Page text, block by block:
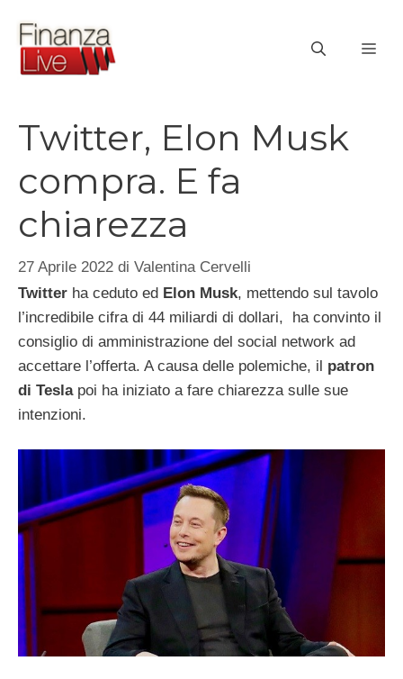
contenuto
Twitter, Elon Musk
compra. E fa
chiarezza
27 Aprile 2022 di Valentina Cervelli
Twitter ha ceduto ed Elon Musk, mettendo sul tavolo
l’incredibile cifra di 44 miliardi di dollari, ha convinto il
consiglio di amministrazione del social network ad
accettare l’offerta. A causa delle polemiche, il patron
di Teslapoi ha iniziato a fare chiarezza sulle sue
intenzioni.